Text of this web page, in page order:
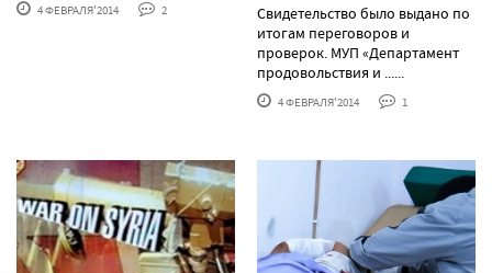
4 ФЕВРАЛЯ'2014 2
Свидетельство было выдано по
итогам переговоров и
проверок. МУП «Департамент
продовольствия и ......
4 ФЕВРАЛЯ'2014 1